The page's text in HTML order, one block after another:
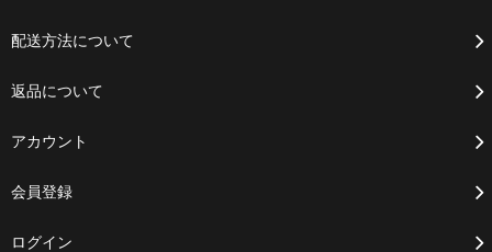
配送方法について
返品について
アカウント
会員登録
ログイン